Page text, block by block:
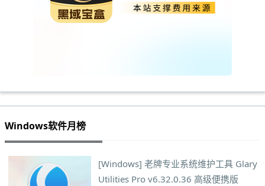
Windows软件月榜
[Windows] 老牌专业系统维护工具 Glary
Utilities Pro v6.32.0.36 高级便携版